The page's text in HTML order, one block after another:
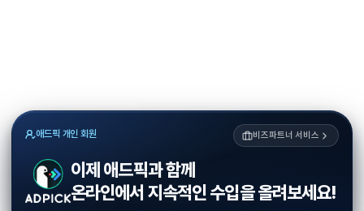
애드픽 개인 회원 비즈파트너 서비스
이제 애드픽과 함께
온라인에서 지속적인 수입을 올려보세요!